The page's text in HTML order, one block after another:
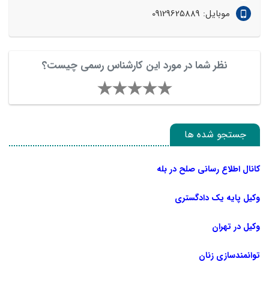
موبایل: 09129625889
نظر شما در مورد این کارشناس رسمی چیست؟
جستجو شده ها
کانال اطلاع رسانی صلح در بله
وکیل پایه یک دادگستری
وکیل در تهران
توانمندسازی زنان